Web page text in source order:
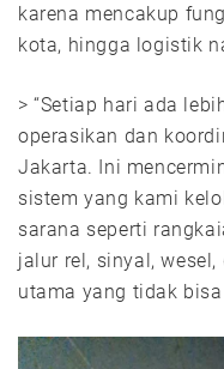
karena mencakup
kota, hingga logistik
> “Setiap hari ada
operasikan dan
Jakarta. Ini
sistem yang kami
sarana seperti
jalur rel, sinyal,
utama yang tidak